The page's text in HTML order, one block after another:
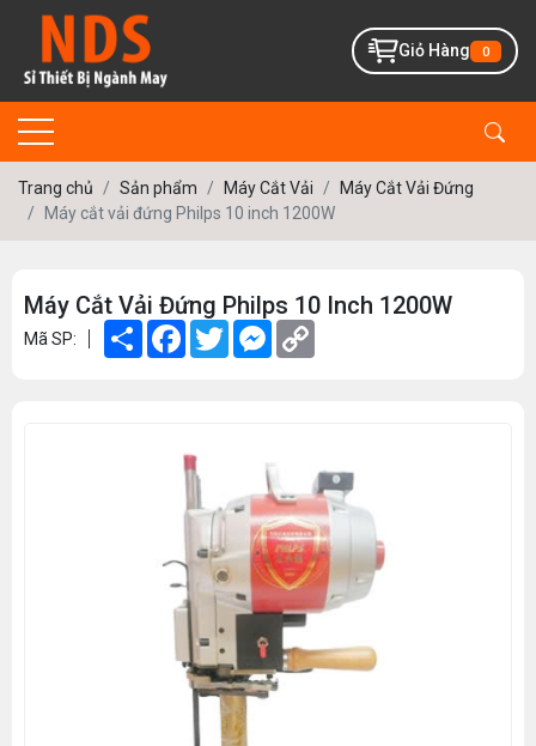
Giỏ Hàng 0
Trang chủ Sản phẩm Máy Cắt Vải
Máy Cắt Vải Đứng
Máy cắt vải đứng Philps 10 inch 1200W
Máy Cắt Vải Đứng Philps 10 Inch 1200W
Mã SP: Share Facebook
TwitterMessenger